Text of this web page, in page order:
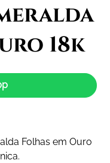
18k
Folhas em Ouro